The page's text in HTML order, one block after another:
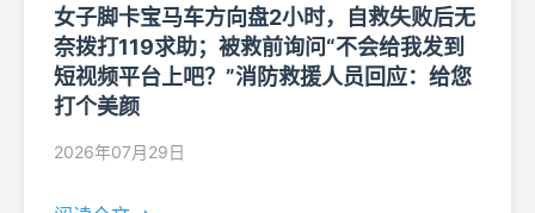
女子脚卡宝马车方向盘2小时，自救失败后无
奈拨打119求助；被救前询问“不会给我发到
短视频平台上吧？”消防救援人员回应：给您
打个美颜
2026年07月29日